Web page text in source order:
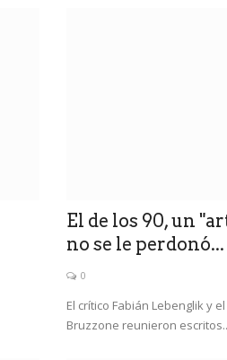
El de los 90, un
no se le perdonó...
0
El crítico Fabián Lebenglik y
Bruzzone reunieron